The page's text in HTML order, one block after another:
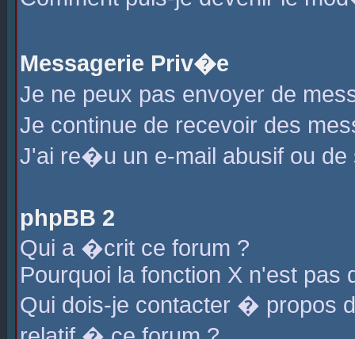
Messagerie Priv�e
Je ne peux pas envoyer de
Je continue de recevoir des
J'ai re�u un e-mail abusif ou de
phpBB 2
Qui a �crit ce forum ?
Pourquoi la fonction X n'est pas
Qui dois-je contacter � propos